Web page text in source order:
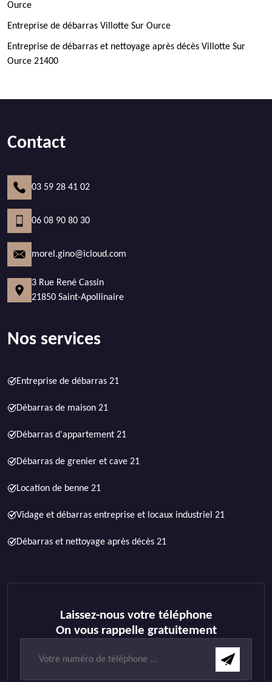
Ource
Entreprise de débarras Villotte Sur Ource
Entreprise de débarras et nettoyage après décès Villotte Sur
Ource 21400
Contact
03 59 28 41 02
06 08 90 80 30
morel.gino@icloud.com
3 Rue René Cassin
21850 Saint-Apollinaire
Nos services
Entreprise de débarras 21
Débarras de maison 21
Débarras d'appartement 21
Débarras de grenier et cave 21
Location de benne 21
Vidage et débarras entreprise et locaux industriel 21
Débarras et nettoyage après décès 21
Laissez-nous votre téléphone
On vous rappelle gratuitement